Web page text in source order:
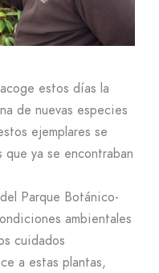
estos días la
de nuevas especies
ejemplares se
que ya se encontraban
Parque Botánico-
ambientales
cuidados
a estas plantas,